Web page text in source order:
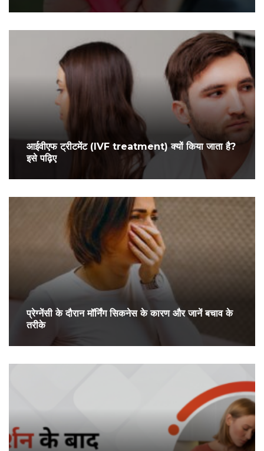
आईवीएफ ट्रीटमेंट (IVF treatment) क्यों किया जाता है?
इसे पढ़िए
प्रेग्‍नेंसी के दौरान मॉर्निंग सिकनेस के कारण और जानें बचाव के
तरीके